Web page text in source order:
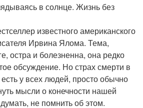
в солнце. Жизнь без
известного американского
Ирвина Ялома. Тема,
остра и болезненна, она редко
обсуждение. Но страх смерти в
у всех людей, просто обычно
мысли о конечности нашей
не помнить об этом.